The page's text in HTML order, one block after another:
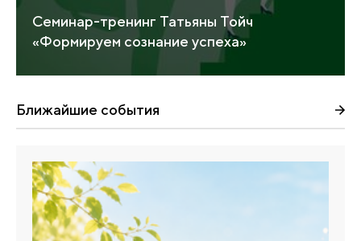
Семинар-тренинг Татьяны Тойч
«Формируем сознание успеха»
Ближайшие события